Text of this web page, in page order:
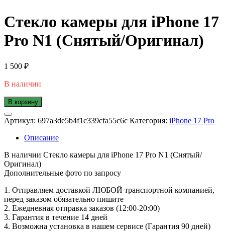
Стекло камеры для iPhone 17
Pro N1 (Снятый/Оригинал)
1 500 ₽
В наличии
В корзину
Артикул: 697a3de5b4f1c339cfa55c6c Категория: iPhone 17 Pro
Описание
В наличии Стекло камеры для iPhone 17 Pro N1 (Снятый/
Оригинал)
Дополнительные фото по запросу
1. Oтпpавляем доставкой ЛЮБОЙ транспортной компанией,
перед заказом обязательно пишите
2. Ежедневная отправка заказов (12:00-20:00)
3. Гарантия в течение 14 дней
4. Возможна установка в нашем сервисе (Гарантия 90 дней)